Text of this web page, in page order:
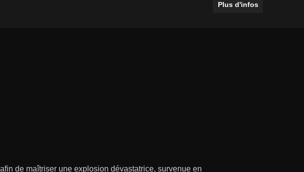
Plus d'infos
de maîtriser une explosion dévastatrice, survenue en